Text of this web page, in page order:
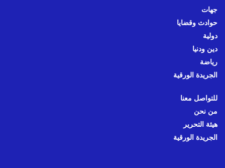
جهات
حوادث وقضايا
دولية
دين ودنيا
رياضة
الجريدة الورقية
للتواصل معنا
من نحن
هيئة التحرير
الجريدة الورقية